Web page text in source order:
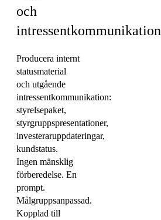
och
intressentkommunikation
Producera internt
statusmaterial
och utgående
intressentkommunikation:
styrelsepaket,
styrgruppspresentationer,
investeraruppdateringar,
kundstatus.
Ingen mänsklig
förberedelse. En
prompt.
Målgruppsanpassad.
Kopplad till